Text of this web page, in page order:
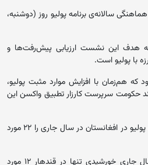
سالانه‌ی برنامه پولیو روز (دوشنبه،
هدف این نشست ارزیابی پیش‌رفت‌‌ها و
با پولیو است.
هم‌زمان با افزایش موارد مثبت پولیو،
حکومت سرپرست کارزار تطبیق واکسن این
سازمان جهانی صحت موارد مثبت پولیو در افغانستان در سال جاری را ۲۲ مورد
براساس گزارش‌های موجود در سال جاری خورشیدی تنها در قندهار ۱۲ مورد